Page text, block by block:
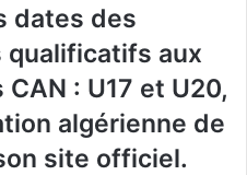
dates des
qualificatifs aux
: U17 et U20,
algérienne de
site officiel.